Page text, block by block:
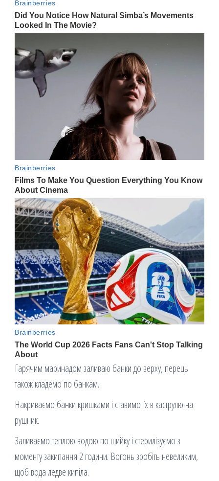
Гарячим маринадом заливаю банки до верху, перець
також кладемо по банкам.
Накриваємо банки кришками і ставимо їх в каструлю на
рушник.
Заливаємо теплою водою по шийку і стерилізуємо з
моменту закипання 2 години. Вогонь зробіть невеликим,
щоб вода ледве кипіла.